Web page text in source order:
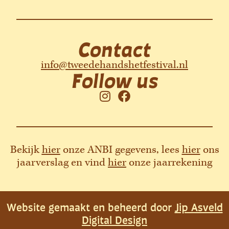
Contact
info@tweedehandshetfestival.nl
Follow us
I
t
a
g
r
m
F
e
b
o
o
Bekijkhieronze ANBI gegevens, lees hierons
jaarverslag en vindhieronze jaarrekening
Website gemaakt en beheerd door Jip Asveld
Digital Design